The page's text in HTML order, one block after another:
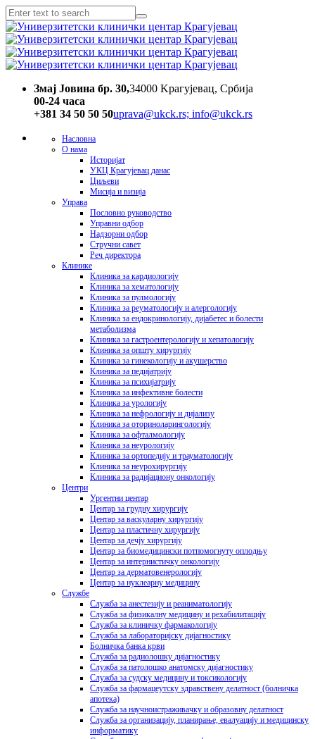
Змај Јовина бр. 30,34000 Kрагујевац, Србија
00-24 часa
+381 34 50 50 50uprava@ukck.rs; info@ukck.rs
Насловна
О нама
Историјат
УКЦ Крагујевац данас
Циљеви
Мисија и визија
Управа
Пословно руководство
Управни одбор
Надзорни одбор
Стручни савет
Реч директора
Клинике
Клиника за кардиологију
Клиника за хематологију
Клиника за пулмологију
Клиника за реуматологију и алергологију
Клиника за ендокринологију, дијабетес и болести
метаболизма
Клиника за гастроентерологију и хепатологију
Клиника за општу хирургију
Клиника за гинекологију и акушерство
Клиника за педијатрију
Клиника за психијатрију
Клиника за инфективне болести
Клиника за урологију
Клиника за нефрологију и дијализу
Клиника за оториноларингологију
Клиника за офталмологију
Клиника за неурологију
Клиника за ортопедију и трауматологију
Клиника за неурохирургију
Клиника за радијациону онкологију
Центри
Ургентни центар
Центар за грудну хирургију
Центар за васкуларну хирургију
Центар за пластичну хирургију
Центар за дечју хирургију
Центар за биомедицински потпомогнуту оплодњу
Центар за интернистичку онкологију
Центар за дерматовенерологију
Центар за нуклеарну медицину
Службе
Служба за анестезију и реаниматологију
Служба за физикалну медицину и рехабилитацију
Служба за клиничку фармакологију
Служба за лабораторијску дијагностику
Болничка банка крви
Служба за радиолошку дијагностику
Служба за патолошко анатомску дијагностику
Служба за судску медицину и токсикологију
Служба за фармацеутску здравствену делатност (болничка
апотека)
Служба за научноистраживачку и образовну делатност
Служба за организацију, планирање, евалуацију и медицинску
информатику